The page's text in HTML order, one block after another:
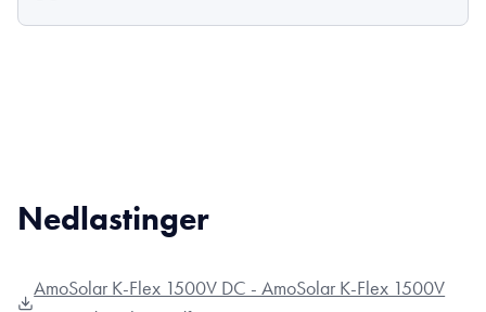
Nedlastinger
AmoSolar K-Flex 1500V DC - AmoSolar K-Flex 1500V